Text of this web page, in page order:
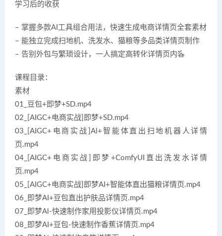
学习后的收获
– 掌握多款AI工具组合用法，快速生成电商详情页全套素材
– 能独立完成扫地机、洗发水、猫粮等多品类详情页制作
– 告别外包与繁琐设计，一人搞定高转化详情页内容
课程目录：
素材
01_豆包+即梦+SD.mp4
02_[AIGC+电商实战]即梦+SD.mp4
03_[AIGC+电商实战]Al+智能体直出扫地机器人详情
页.mp4
04_[AIGC+电商实战]即梦+ComfyUI直出洗发水详情
页.mp4
05_[AIGC+电商实战]即梦AI+智能体直出猫粮详情页.mp4
06_即梦AI+豆包直出护肤品详情页.mp4
07_即梦Al-快速制作家用投影仪详情页.mp4
08_即梦AI+豆包-快速制作香蕉详情页.mp4